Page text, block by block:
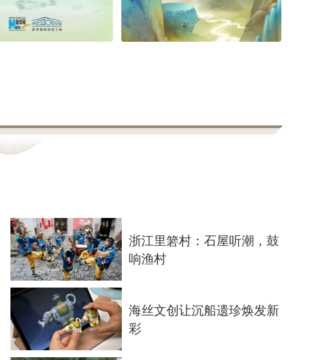
浙江里箬村：石屋听潮，鼓
响渔村
海丝文创让沉船遗珍焕发新
彩